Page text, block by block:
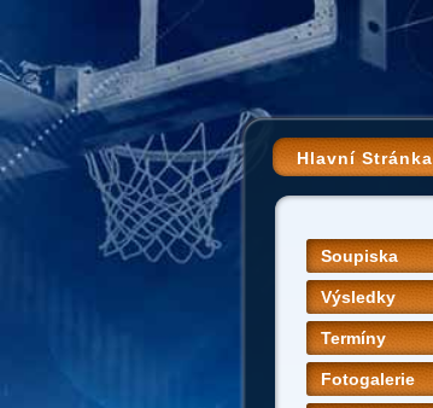
Hlavní Stránka
Soupiska
Výsledky
Termíny
Fotogalerie